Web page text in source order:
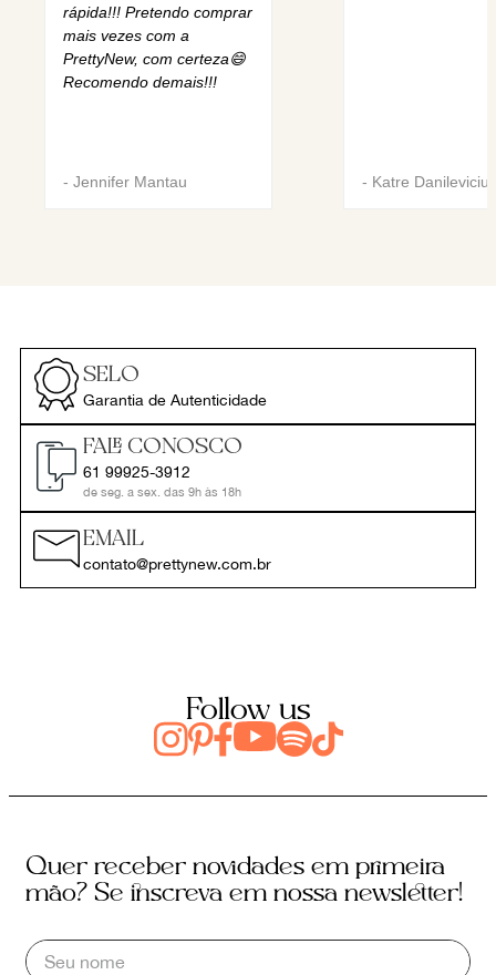
rápida!!! Pretendo comprar
mais vezes com a
PrettyNew, com certeza😄
Recomendo demais!!!
- Jennifer Mantau - Katre Danilevicius
SELO
Garantia de Autenticidade
FALE CONOSCO
61 99925-3912
de seg. a sex. das 9h às 18h
EMAIL
contato@prettynew.com.br
Follow us
Quer receber novidades em primeira
mão? Se inscreva em nossa newsletter!